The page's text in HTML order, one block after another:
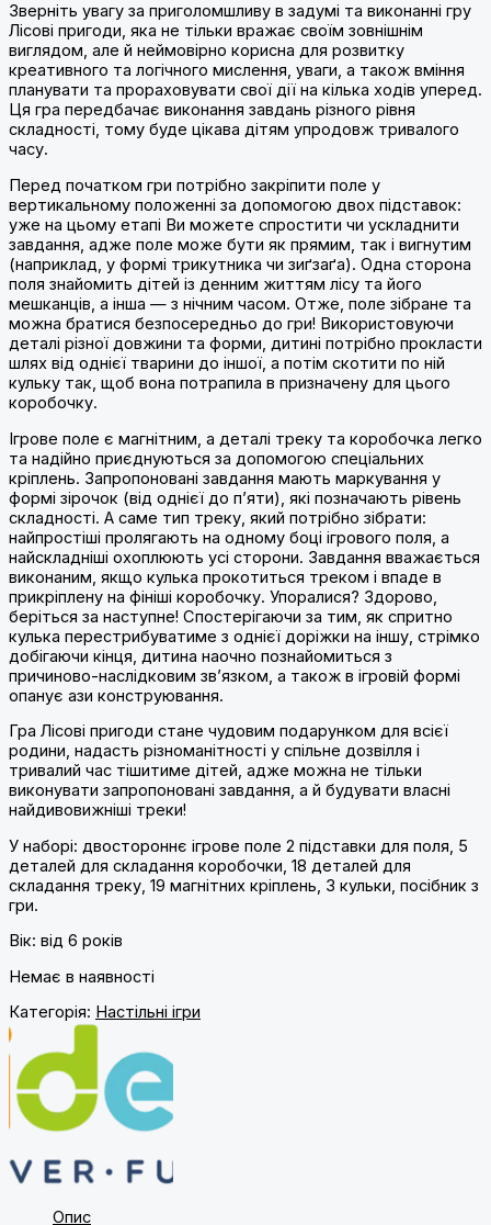
Зверніть увагу за приголомшливу в задумі та виконанні гру
Лісові пригоди, яка не тільки вражає своїм зовнішнім
виглядом, але й неймовірно корисна для розвитку
креативного та логічного мислення, уваги, а також вміння
планувати та прораховувати свої дії на кілька ходів уперед.
Ця гра передбачає виконання завдань різного рівня
складності, тому буде цікава дітям упродовж тривалого
часу.
Перед початком гри потрібно закріпити поле у
вертикальному положенні за допомогою двох підставок:
уже на цьому етапі Ви можете спростити чи ускладнити
завдання, адже поле може бути як прямим, так і вигнутим
(наприклад, у формі трикутника чи зиґзаґа). Одна сторона
поля знайомить дітей із денним життям лісу та його
мешканців, а інша — з нічним часом. Отже, поле зібране та
можна братися безпосередньо до гри! Використовуючи
деталі різної довжини та форми, дитині потрібно прокласти
шлях від однієї тварини до іншої, а потім скотити по ній
кульку так, щоб вона потрапила в призначену для цього
коробочку.
Ігрове поле є магнітним, а деталі треку та коробочка легко
та надійно приєднуються за допомогою спеціальних
кріплень. Запропоновані завдання мають маркування у
формі зірочок (від однієї до п’яти), які позначають рівень
складності. А саме тип треку, який потрібно зібрати:
найпростіші пролягають на одному боці ігрового поля, а
найскладніші охоплюють усі сторони. Завдання вважається
виконаним, якщо кулька прокотиться треком і впаде в
прикріплену на фініші коробочку. Упоралися? Здорово,
беріться за наступне! Спостерігаючи за тим, як спритно
кулька перестрибуватиме з однієї доріжки на іншу, стрімко
добігаючи кінця, дитина наочно познайомиться з
причиново-наслідковим зв’язком, а також в ігровій формі
опанує ази конструювання.
Гра Лісові пригоди стане чудовим подарунком для всієї
родини, надасть різноманітності у спільне дозвілля і
тривалий час тішитиме дітей, адже можна не тільки
виконувати запропоновані завдання, а й будувати власні
найдивовижніші треки!
У наборі: двостороннє ігрове поле 2 підставки для поля, 5
деталей для складання коробочки, 18 деталей для
складання треку, 19 магнітних кріплень, 3 кульки, посібник з
гри.
Вік: від 6 років
Немає в наявності
Категорія: Настільні ігри
Опис